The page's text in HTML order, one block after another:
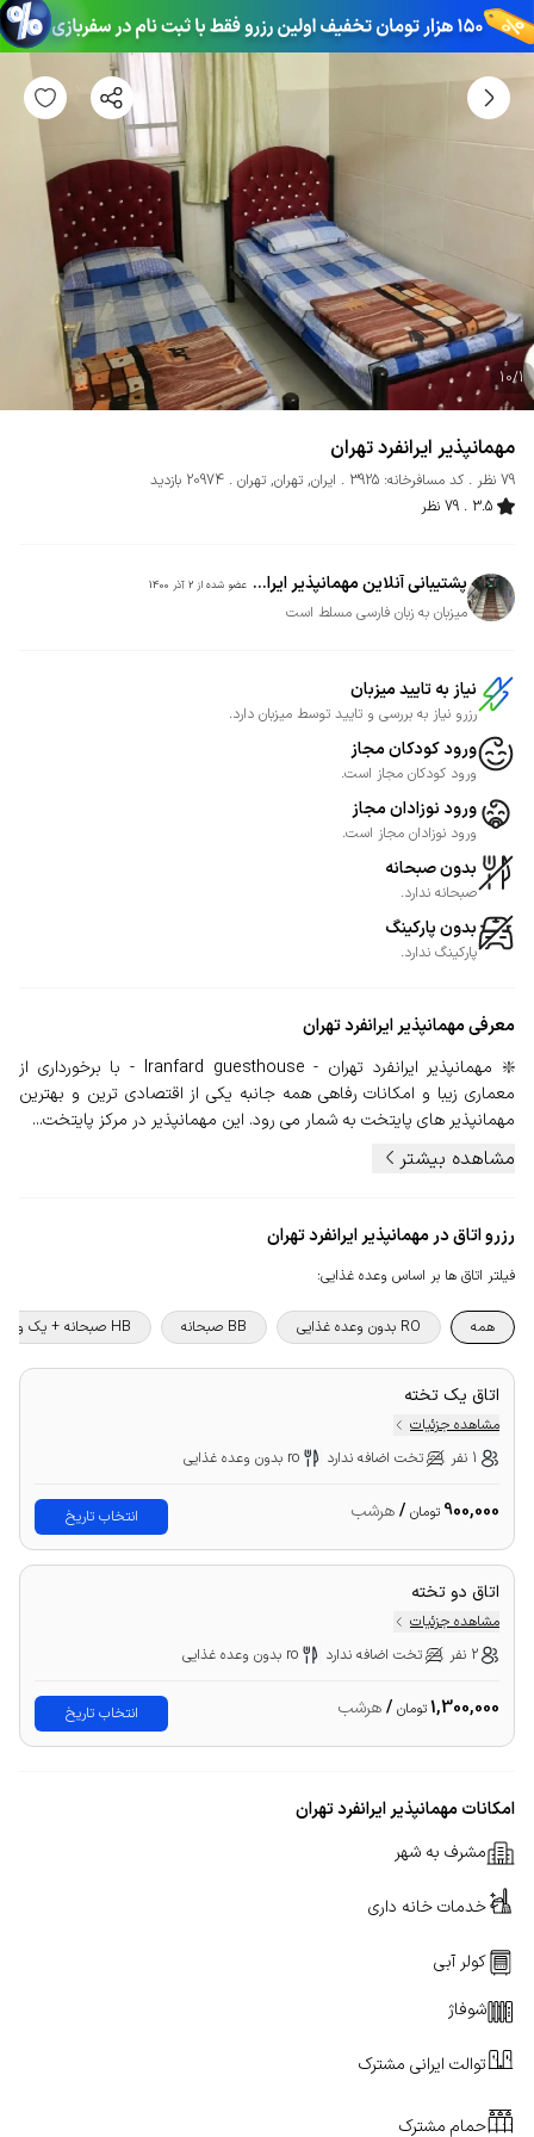
10/1
مهمانپذیر ایرانفرد تهران
79 نظر کد مسافرخانه: 3925 ایران, تهران, تهران
20974 بازدید
3.5
79 نظر
پشتیبانی آنلاین مهمانپذیر ایرا... عضو شده از 2 آذر 1400
میزبان به زبان فارسی مسلط است
نیاز به تایید میزبان
رزرو نیاز به بررسی و تایید توسط میزبان دارد.
ورود کودکان مجاز
ورود کودکان مجاز است.
ورود نوزادان مجاز
ورود نوزادان مجاز است.
بدون صبحانه
صبحانه ندارد.
بدون پارکینگ
پارکینگ ندارد.
معرفیمهمانپذیر ایرانفرد تهران
❇️ مهمانپذیر ایرانفرد تهران - Iranfard guesthouse - با برخورداری از
معماری زیبا و امکانات رفاهی همه جانبه یکی از اقتصادی ترین و بهترین
مهمانپذیر های پایتخت به شمار می رود. این مهمانپذیر در مرکز پایتخت...
مشاهده بیشتر
رزرو اتاق در مهمانپذیر ایرانفرد تهران
فیلتر اتاق ها بر اساس وعده غذایی:
همه RO بدون وعده غذایی BB صبحانه HB صبحانه + یک وعده غذا
اتاق یک تخته
مشاهده جزئیات
1 نفر
تخت اضافه ندارد ro بدون وعده غذایی
900,000 تومان /هرشب انتخاب تاریخ
اتاق دو تخته
مشاهده جزئیات
2 نفر
تخت اضافه ندارد ro بدون وعده غذایی
1,300,000تومان /هرشب انتخاب تاریخ
امکانات مهمانپذیر ایرانفرد تهران
مشرف به شهر
خدمات خانه داری
کولر آبی
شوفاژ
توالت ایرانی مشترک
حمام مشترک